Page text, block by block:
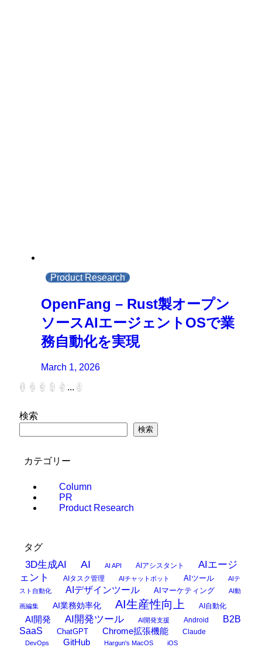
Product Research
OpenFang – Rust製オープン
ソースAIエージェントOSで業
務自動化を実現
March 1, 2026
1 2 3 4 5 ... 9
検索
検索
カテゴリー
Column
PR
Product Research
タグ
3D生成AI AI AI API AIアシスタント
AIエージ
ェント
AIタスク管理 AIチャットボット AIツール
AIテ
スト自動化
AIデザインツール AIマーケティング AI動
画編集 AI業務効率化 AI生産性向上 AI自動化
AI開発 AI開発ツール AI開発支援 Android
B2B
SaaS
ChatGPT Chrome拡張機能 Claude
DevOps GitHub Hargun's MacOS iOS